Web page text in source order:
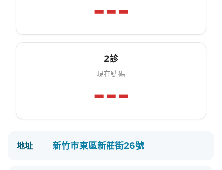
---
2診
現在號碼
---
地址 新竹市東區新莊街26號